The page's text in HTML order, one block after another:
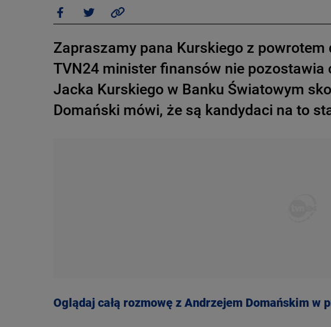
Zapraszamy pana Kurskiego z
TVN24 minister finansów nie pozostawia
Jacka Kurskiego w Banku Światowym
Domański mówi, że są kandydaci na to
Oglądaj całą rozmowę z Andrzejem Domańskim w